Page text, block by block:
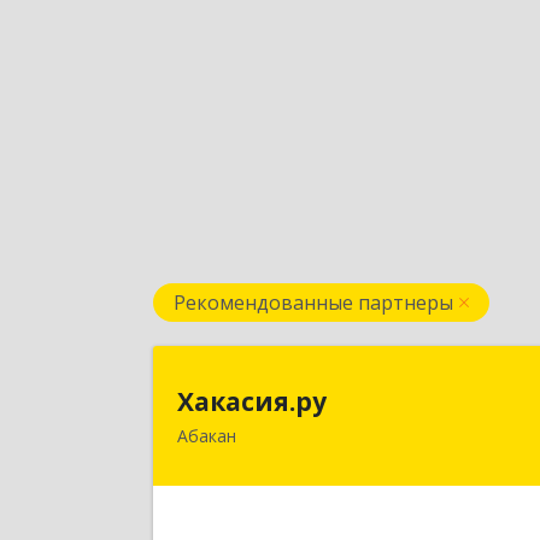
Рекомендованные партнеры
Хакасия.ру
Абакан